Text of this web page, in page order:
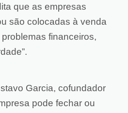
que as empresas
são colocadas à venda
financeiros,
Garcia, cofundador
pode fechar ou